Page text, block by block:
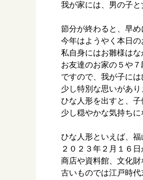
我が家には、男の子と
節分が終わると、早め
今年はようやく本日の
私自身にはお雛様は
お友達のお家の５や７
ですので、我が子には
少し特別な思いがあり
ひな人形を出すと、子
少し穏やかな気持ちに
ひな人形といえば、福
２０２３年２月１６
商店や資料館、文化
古いものでは江戸時代